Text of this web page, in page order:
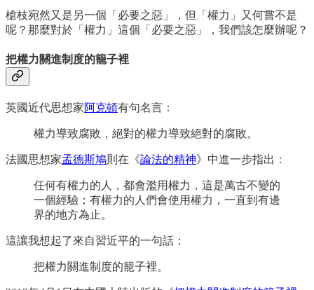
槍枝宛然又是另一個「必要之惡」，但「權力」又何嘗不是
呢？那麼對於「權力」這個「必要之惡」，我們該怎麼辦呢？
把權力關進制度的籠子裡
英國近代思想家阿克頓有句名言：
權力導致腐敗，絕對的權力導致絕對的腐敗。
法國思想家孟德斯鳩則在《論法的精神》中進一步指出：
任何有權力的人，都會濫用權力，這是萬古不變的
一個經驗；有權力的人們會使用權力，一直到有邊
界的地方為止。
這讓我想起了來自習近平的一句話：
把權力關進制度的籠子裡。